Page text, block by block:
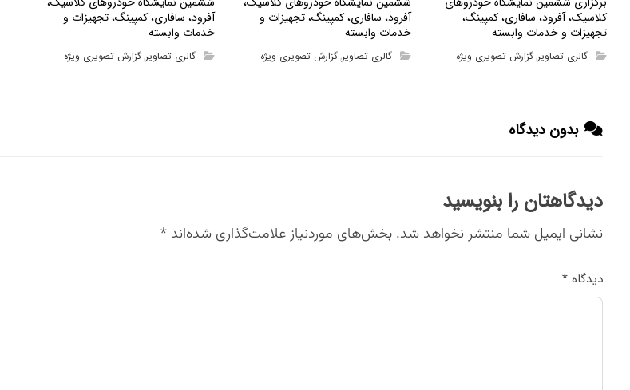
کلاسیک، آفرود، سافاری، کمپینگ،
تجهیزات و خدمات وابسته
گالری تصاویر,گزارش تصویری ویژه
آفرود، سافاری، کمپینگ، تجهیزات و
خدمات وابسته
گالری تصاویر,گزارش تصویری ویژه
آفرود، سافاری، کمپینگ، تجهیزات و
خدمات وابسته
گالری تصاویر,گزارش تصویری ویژه
بدون دیدگاه
دیدگاهتان را بنویسید
نشانی ایمیل شما منتشر نخواهد شد. بخش‌های موردنیاز علامت‌گذاری شده‌اند *
دیدگاه *